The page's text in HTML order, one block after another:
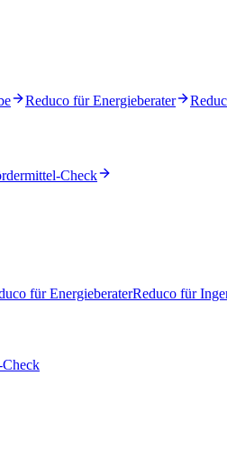
Reduco für Energieberater
Check
für EnergieberaterReduco für